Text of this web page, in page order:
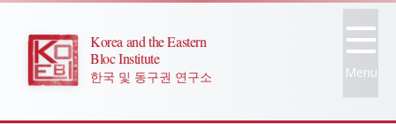
Korea and the Eastern
Bloc Institute
한국 및 동구권 연구소 Menu